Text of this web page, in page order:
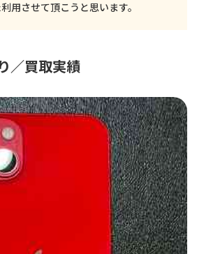
用させて頂こうと思います。
／買取実績